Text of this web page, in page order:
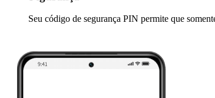
Seu código de segurança PIN permite que